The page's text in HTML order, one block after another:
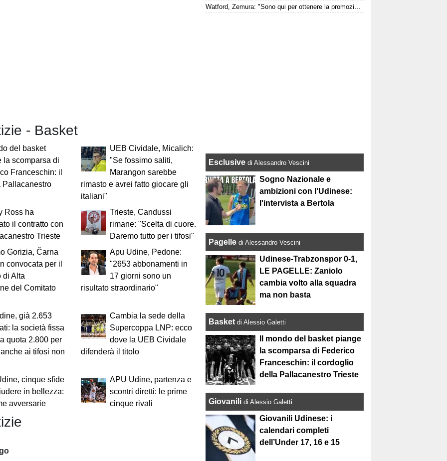
- Basket
del basket
la scomparsa di
Franceschin: il
Pallacanestro
UEB Cividale, Micalich:
"Se fossimo saliti,
Marangon sarebbe
rimasto e avrei fatto giocare gli
italiani"
Ross ha
il contratto con
Trieste
Trieste, Candussi
rimane: "Scelta di cuore.
Daremo tutto per i tifosi"
Gorizia, Čarna
convocata per il
di Alta
del Comitato
Apu Udine, Pedone:
"2653 abbonamenti in
17 giorni sono un
risultato straordinario"
già 2.653
la società fissa
quota 2.800 per
ai tifosi non
Cambia la sede della
Supercoppa LNP: ecco
dove la UEB Cividale
difenderà il titolo
cinque sfide
in bellezza:
avversarie
APU Udine, partenza e
scontri diretti: le prime
cinque rivali
Watford, Zemura: "Sono qui per ottenere la promozione in Premier League"
Esclusive di Alessandro Vescini
Sogno Nazionale e
ambizioni con l'Udinese:
l'intervista a Bertola
Pagelle di Alessandro Vescini
Udinese-Trabzonspor 0-1,
LE PAGELLE: Zaniolo
cambia volto alla squadra
ma non basta
Basket di Alessio Galetti
Il mondo del basket piange
la scomparsa di Federico
Franceschin: il cordoglio
della Pallacanestro Trieste
Giovanili di Alessio Galetti
Giovanili Udinese: i
calendari completi
dell’Under 17, 16 e 15